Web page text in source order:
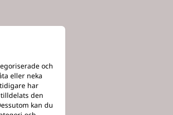
och
eller neka
har
den
kan du